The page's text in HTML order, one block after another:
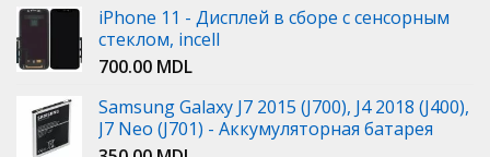
iPhone 11 - Дисплей в сборе с сенсорным
стеклом, incell
700.00 MDL
Samsung Galaxy J7 2015 (J700), J4 2018 (J400),
J7 Neo (J701) - Аккумуляторная батарея